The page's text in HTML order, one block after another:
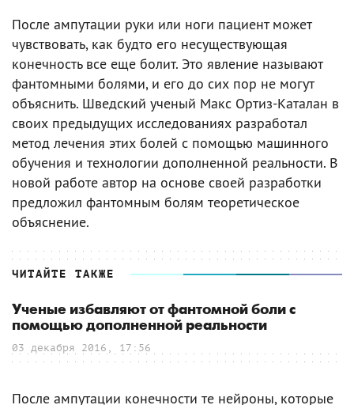
После ампутации руки или ноги пациент может
чувствовать, как будто его несуществующая
конечность все еще болит. Это явление называют
фантомными болями, и его до сих пор не могут
объяснить. Шведский ученый Макс Ортиз-Каталан в
своих предыдущих исследованиях разработал
метод лечения этих болей с помощью машинного
обучения и технологии дополненной реальности. В
новой работе автор на основе своей разработки
предложил фантомным болям теоретическое
объяснение.
ЧИТАЙТЕ ТАКЖЕ
Ученые избавляют от фантомной боли с
помощью дополненной реальности
03 декабря 2016, 17:56
После ампутации конечности те нейроны, которые